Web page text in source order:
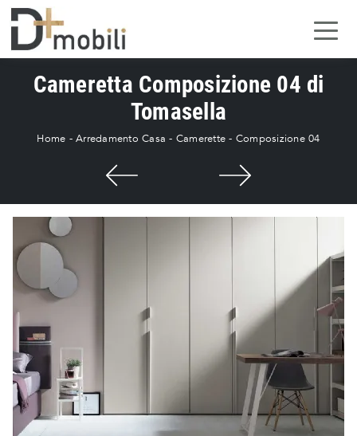
Cameretta Composizione 04 di
Tomasella
Home -Arredamento Casa - Camerette - Composizione 04